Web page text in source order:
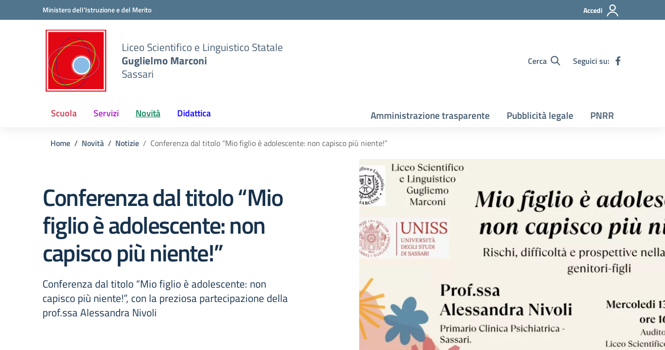
Vai ai contenuti
Vai al menu di navigazioneMinistero dell'Istruzione e del Merito Accedi
Liceo Scientifico e Linguistico Statale
Guglielmo Marconi
Sassari
Cerca Seguici su:
Scuola Servizi Novità Didattica Amministrazione trasparente Pubblicità legale PNRR
Home Novità Notizie Conferenza dal titolo “Mio figlio è adolescente: non capisco più niente!”
Conferenza dal titolo “Mio
figlio è adolescente: non
capisco più niente!”
Conferenza dal titolo “Mio figlio è adolescente: non
capisco più niente!”, con la preziosa partecipazione della
prof.ssa Alessandra Nivoli